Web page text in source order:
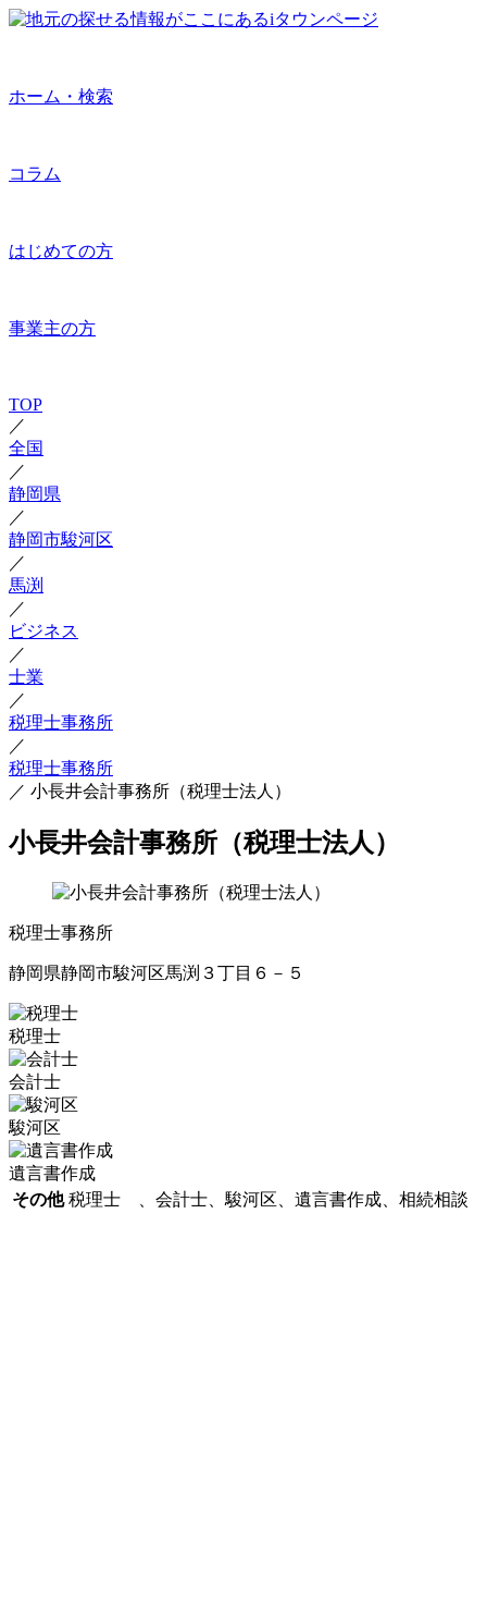
ホーム・検索
コラム
はじめての方
事業主の方
TOP
／
全国
／
静岡県
／
静岡市駿河区
／
馬渕
／
ビジネス
／
士業
／
税理士事務所
／
税理士事務所
／ 小長井会計事務所（税理士法人）
小長井会計事務所（税理士法人）
税理士事務所
静岡県静岡市駿河区馬渕３丁目６－５
税理士
会計士
駿河区
遺言書作成
その他 税理士 、会計士、駿河区、遺言書作成、相続相談